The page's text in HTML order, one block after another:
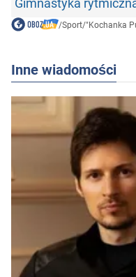
Gimnastyka
/Sport/"Kochanka
Inne wiadomości